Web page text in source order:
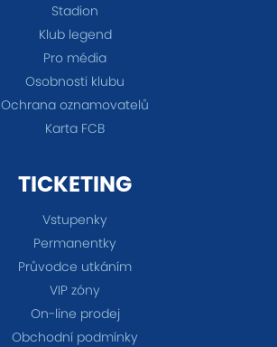
Stadion
Klub legend
Pro média
Osobnosti klubu
Ochrana oznamovatelů
Karta FCB
TICKETING
Vstupenky
Permanentky
Průvodce utkáním
VIP zóny
On-line prodej
Obchodní podmínky